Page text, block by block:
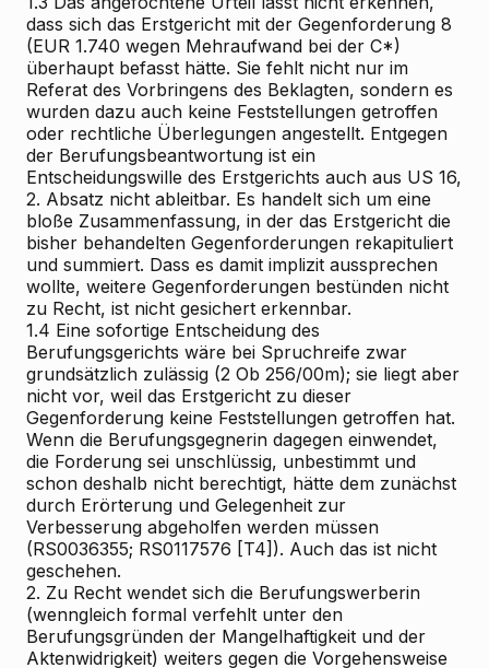
dass sich das Erstgericht mit der Gegenforderung 8
(EUR 1.740 wegen Mehraufwand bei der C*)
überhaupt befasst hätte. Sie fehlt nicht nur im
Referat des Vorbringens des Beklagten, sondern es
wurden dazu auch keine Feststellungen getroffen
oder rechtliche Überlegungen angestellt. Entgegen
der Berufungsbeantwortung ist ein
Entscheidungswille des Erstgerichts auch aus US 16,
2. Absatz nicht ableitbar. Es handelt sich um eine
bloße Zusammenfassung, in der das Erstgericht die
bisher behandelten Gegenforderungen rekapituliert
und summiert. Dass es damit implizit aussprechen
wollte, weitere Gegenforderungen bestünden nicht
zu Recht, ist nicht gesichert erkennbar.
1.4 Eine sofortige Entscheidung des
Berufungsgerichts wäre bei Spruchreife zwar
grundsätzlich zulässig (2 Ob 256/00m); sie liegt aber
nicht vor, weil das Erstgericht zu dieser
Gegenforderung keine Feststellungen getroffen hat.
Wenn die Berufungsgegnerin dagegen einwendet,
die Forderung sei unschlüssig, unbestimmt und
schon deshalb nicht berechtigt, hätte dem zunächst
durch Erörterung und Gelegenheit zur
Verbesserung abgeholfen werden müssen
(RS0036355; RS0117576 [T4]). Auch das ist nicht
geschehen.
2. Zu Recht wendet sich die Berufungswerberin
(wenngleich formal verfehlt unter den
Berufungsgründen der Mangelhaftigkeit und der
Aktenwidrigkeit) weiters gegen die Vorgehensweise